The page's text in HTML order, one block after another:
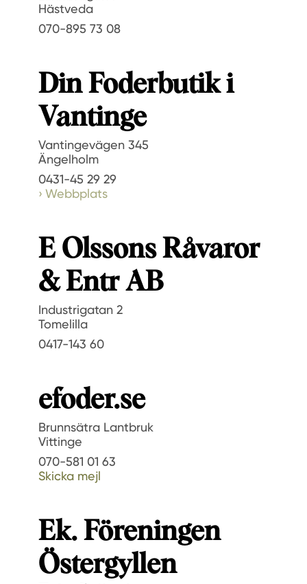
Hästveda
070-895 73 08
Din Foderbutik i
Vantinge
Vantingevägen 345
Ängelholm
0431-45 29 29
Webbplats
E Olssons Råvaror
& Entr AB
Industrigatan 2
Tomelilla
0417-143 60
efoder.se
Brunnsätra Lantbruk
Vittinge
070-581 01 63
Skicka mejl
Ek. Föreningen
Östergyllen